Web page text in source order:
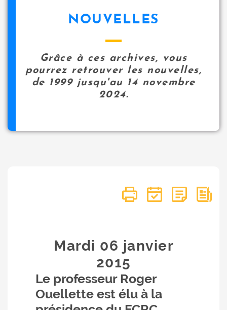
NOUVELLES
Grâce à ces archives, vous
pourrez retrouver les nouvelles,
de 1999 jusqu'au 14 novembre
2024.
Mardi 06 janvier
2015
Le professeur Roger
Ouellette est élu à la